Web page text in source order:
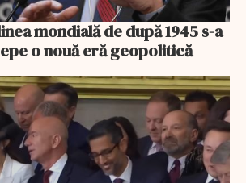
mondială de după 1945 s-a
o nouă eră geopolitică